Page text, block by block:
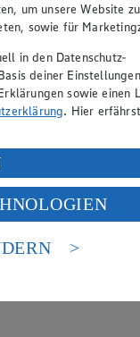
um unsere Website zu
sowie für
in den Datenschutz-
deiner
sowie einen
. Hier
Facebook und
49 Abs. 1 Satz 1 lit.
sieht die USA als
an. Es